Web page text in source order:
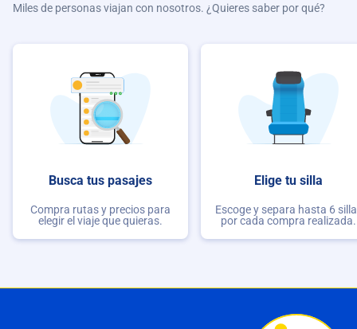
Miles de personas viajan con nosotros. ¿Quieres saber por qué?
Busca tus pasajes
Compra rutas y precios para
elegir el viaje que quieras.
Elige tu silla
Escoge y separa hasta 6
por cada compra realizada.